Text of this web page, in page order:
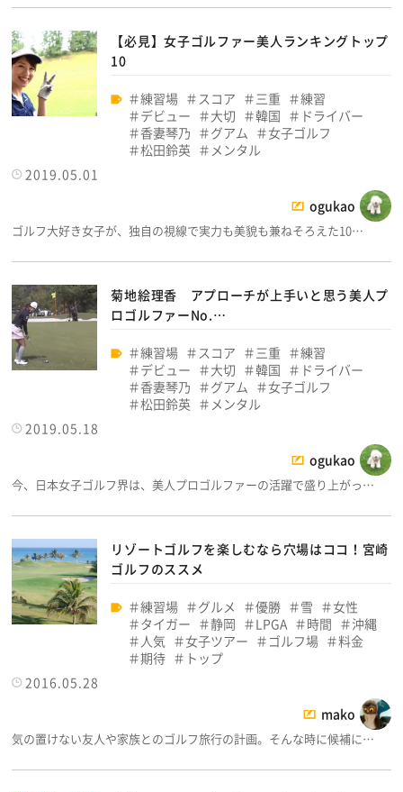
【必見】女子ゴルファー美人ランキングトップ
10
練習場 スコア 三重
練習
デビュー
大切 韓国
ドライバー
香妻琴乃
グアム
女子ゴルフ
松田鈴英
メンタル
2019.05.01
ogukao
ゴルフ大好き女子が、独自の視線で実力も美貌も兼ねそろえた10…
菊地絵理香 アプローチが上手いと思う美人プ
ロゴルファーNo.…
練習場 スコア 三重
練習
デビュー
大切 韓国
ドライバー
香妻琴乃
グアム
女子ゴルフ
松田鈴英
メンタル
2019.05.18
ogukao
今、日本女子ゴルフ界は、美人プロゴルファーの活躍で盛り上がっ…
リゾートゴルフを楽しむなら穴場はココ！宮崎
ゴルフのススメ
練習場 グルメ 優勝 雪
女性
タイガー
静岡 LPGA 時間
沖縄
人気
女子ツアー ゴルフ場
料金
期待
トップ
2016.05.28
mako
気の置けない友人や家族とのゴルフ旅行の計画。そんな時に候補に…